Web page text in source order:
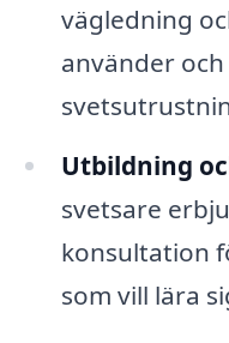
vägledning
använder
Utbildning
svetsare
konsultation
som vill lära